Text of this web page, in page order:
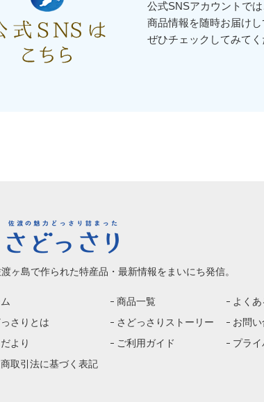
公式SNSアカウントで
商品情報を随時お届けし
ぜひチェックしてみてく
ヶ島で作られた特産品・最新情報をまいにち発信。
さりとは
より
取引法に基づく表記
商品一覧
さどっさりストーリー
ご利用ガイド
よく
お問
プラ